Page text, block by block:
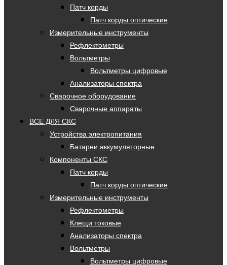
Патч корды
Патч корды оптические
Измерительные инструменты
Рефлектометры
Вольтметры
Вольтметры цифровые
Анализаторы спектра
Сварочное оборудование
Сварочные аппараты
ВСЕ ДЛЯ СКС
Устройства электропитания
Батареи аккумуляторные
Компоненты СКС
Патч корды
Патч корды оптические
Измерительные инструменты
Рефлектометры
Клещи токовые
Анализаторы спектра
Вольтметры
Вольтметры цифровые